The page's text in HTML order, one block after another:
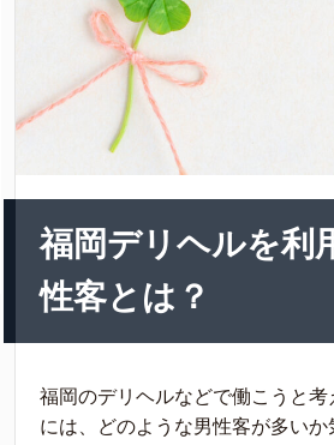
福岡デリヘルを利
性客とは？
福岡のデリヘルなどで働こうと考
には、どのような男性客が多い